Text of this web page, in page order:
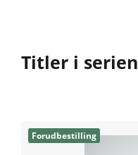
Titler i serien
Forudbestilling